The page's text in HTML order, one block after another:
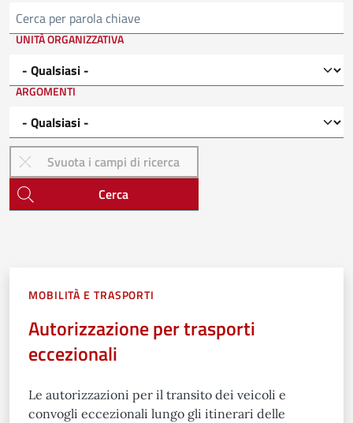
UNITÀ ORGANIZZATIVA
ARGOMENTI
Cerca
MOBILITÀ E TRASPORTI
Autorizzazione per trasporti
eccezionali
Le autorizzazioni per il transito dei veicoli e
convogli eccezionali lungo gli itinerari delle